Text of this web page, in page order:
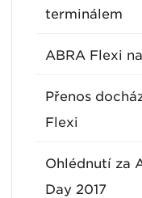
terminálem
ABRA Flexi
Přenos
Flexi
Ohlédnutí za
Day 2017